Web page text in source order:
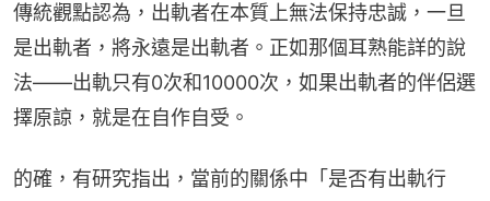
傳統觀點認為，出軌者在本質上無法保持忠誠，一旦
是出軌者，將永遠是出軌者。正如那個耳熟能詳的說
法——出軌只有0次和10000次，如果出軌者的伴侶選
擇原諒，就是在自作自受。
的確，有研究指出，當前的關係中「是否有出軌行